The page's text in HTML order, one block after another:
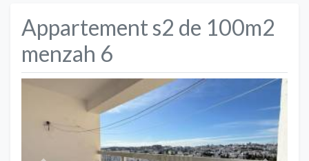
Appartement s2 de 100m2
menzah 6